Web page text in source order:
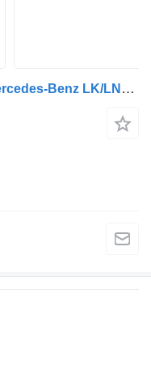
814 K cilindro hidráulico para Mercedes-Benz LK/LN2 camión